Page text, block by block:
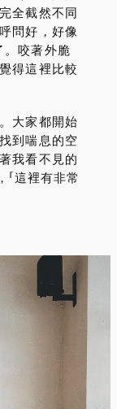
全截然不同
問好，好像
咬著外脆
得這裡比較
大家都開始
到喘息的空
我看不見的
「這裡有非常